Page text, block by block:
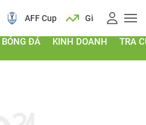
AFF Cup Giá vàng
BÓNG ĐÁ KINH DOANH TRA